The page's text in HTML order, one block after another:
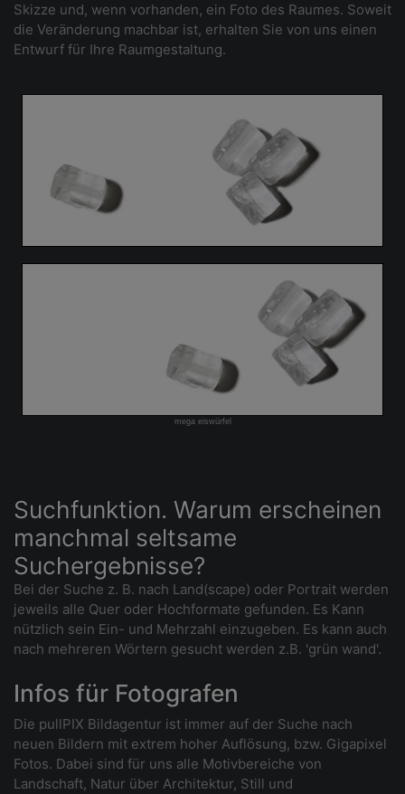
Skizze und, wenn vorhanden, ein Foto des Raumes. Soweit
die Veränderung machbar ist, erhalten Sie von uns einen
Entwurf für Ihre Raumgestaltung.
mega eiswürfel
Suchfunktion. Warum erscheinen
manchmal seltsame
Suchergebnisse?
Bei der Suche z. B. nach Land(scape) oder Portrait werden
jeweils alle Quer oder Hochformate gefunden. Es Kann
nützlich sein Ein- und Mehrzahl einzugeben. Es kann auch
nach mehreren Wörtern gesucht werden z.B. 'grün wand'.
Infos für Fotografen
Die pullPIX Bildagentur ist immer auf der Suche nach
neuen Bildern mit extrem hoher Auflösung, bzw. Gigapixel
Fotos. Dabei sind für uns alle Motivbereiche von
Landschaft, Natur über Architektur, Still und